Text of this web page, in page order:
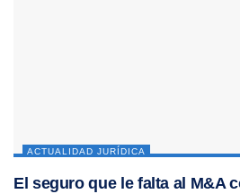
ACTUALIDAD JURÍDICA
El seguro que le falta al M&A